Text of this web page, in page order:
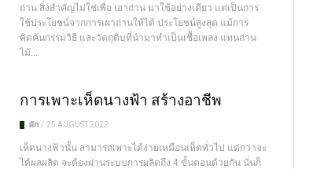
ถ่าน สิ่งสำคัญไม่ใช่เพื่อ เอาถ่าน มาใช้อย่างเดียว แต่เป็นการ
ใช้ประโยชน์จากการเผาถ่านให้ได้ ประโยชน์สูงสุด แม้การ
คิดค้นกรรมวิธี และวัตถุดิบที่นำมาทำเป็นเชื้อเพลง แทนถ่าน
ไม้...
การเพาะเห็ดนางฟ้า สร้างอาชีพ
ผัก / 25 AUGUST 2022
เห็ดนางฟ้านั้น สามารถเพาะได้ง่ายเหมือนเห็ดทั่วไป แต่กว่าจะ
ได้ผลผลิต จะต้องผ่านระบบการผลิตถึง 4 ขั้นตอนด้วยกัน นั่นก็